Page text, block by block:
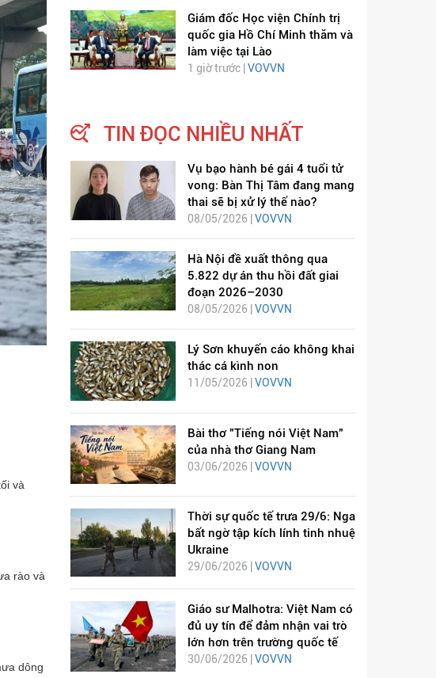
và
rào và
dông
Giám đốc Học viện Chính trị
quốc gia Hồ Chí Minh thăm và
làm việc tại Lào
1 giờ trước | VOVVN
TIN ĐỌC NHIỀU NHẤT
Vụ bạo hành bé gái 4 tuổi tử
vong: Bàn Thị Tâm đang mang
thai sẽ bị xử lý thế nào?
08/05/2026 | VOVVN
Hà Nội đề xuất thông qua
5.822 dự án thu hồi đất giai
đoạn 2026–2030
08/05/2026 | VOVVN
Lý Sơn khuyến cáo không khai
thác cá kình non
11/05/2026 | VOVVN
Bài thơ "Tiếng nói Việt Nam"
của nhà thơ Giang Nam
03/06/2026 |VOVVN
Thời sự quốc tế trưa 29/6: Nga
bất ngờ tập kích lính tinh nhuệ
Ukraine
29/06/2026 | VOVVN
Giáo sư Malhotra: Việt Nam có
đủ uy tín để đảm nhận vai trò
lớn hơn trên trường quốc tế
30/06/2026 | VOVVN